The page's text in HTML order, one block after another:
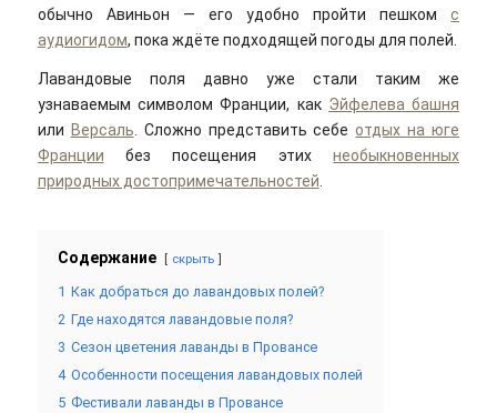
обычно Авиньон — его удобно пройти пешкомс
аудиогидом, пока ждёте подходящей погоды для полей.
Лавандовые поля давно уже стали таким же
узнаваемым символом Франции, как Эйфелева башня
или Версаль. Сложно представить себеотдых на юге
Франции без посещения этихнеобыкновенных
природных достопримечательностей.
Содержание скрыть
1 Как добраться до лавандовых полей?
2 Где находятся лавандовые поля?
3 Сезон цветения лаванды в Провансе
4 Особенности посещения лавандовых полей
5 Фестивали лаванды в Провансе